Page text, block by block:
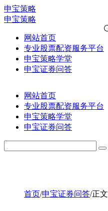
申宝策略
申宝策略
网站首页
专业股票配资服务平台
申宝策略学堂
申宝证券问答
网站首页
专业股票配资服务平台
申宝策略学堂
申宝证券问答
首页/申宝证券问答/正文